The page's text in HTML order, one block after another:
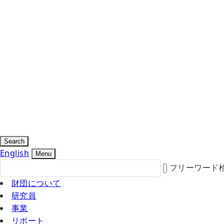
Search
English Menu
フリーワード
財団について
研究員
事業
リポート